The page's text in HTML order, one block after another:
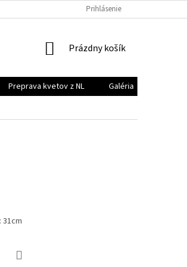
KONTAKT
Prihlásenie
NÁKUPNÝ
Prázdny košík
Preprava kvetov z NL Galéria